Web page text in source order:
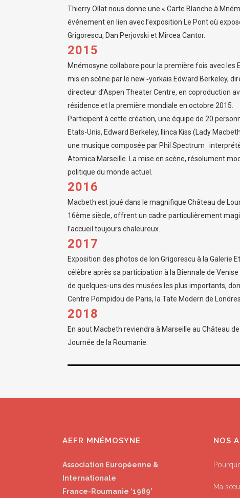
Thierry Ollat nous donne une « Carte Blanche à
événement en lien avec l’exposition Le Pont où
Grigorescu, Dan Perjovski et Mircea Cantor.
2015
Mnémosyne collabore pour la première fois avec les
mis en scène par le new ‑yorkais Edward Berkeley,
directeur d’Aspen Theater Centre, en coproduction
résidence et la première mondiale en octobre 2015.
Participent à cette création, une équipe de 20
Etats-Unis, Edward Berkeley, Ilinca Kiss (Lady
une musique composée par Phil Spectrum
Atomica Marseille. La mise en scène, résolument
politique du monde actuel.
2016
Macbeth est joué dans le magnifique Château de
16ème siècle, offrent un cadre particulièrement
l’accueil toujours chaleureux.
2017
Exposition des photos de Ion Grigorescu à la
célèbre après sa participation à la Biennale de
de quelques-uns des musées les plus importants,
Centre Pompidou de Paris, la Tate Modern de
2018
En aout Macbeth reviendra à Marseille au Château
Journée de la Roumanie.
AEFR MNÉMOSYNE
Association Européenne &
Internationale
France-Roumanie ‘1989’
NOS
Ma